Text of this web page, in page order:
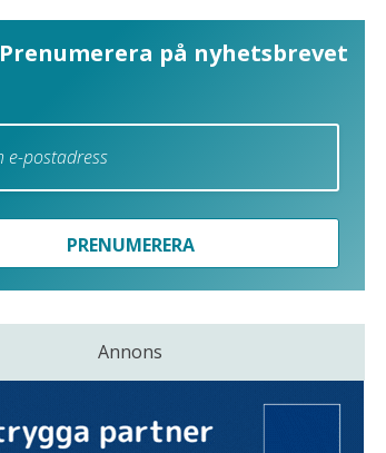
Prenumerera på nyhetsbrevet
PRENUMERERA
Annons